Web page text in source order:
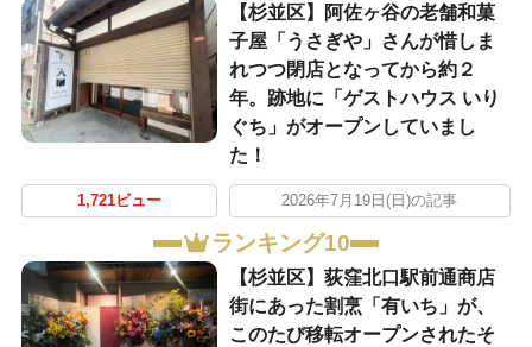
【杉並区】阿佐ヶ谷の老舗和菓
子屋「うさぎや」さんが惜しま
れつつ閉店となってから約２
年。跡地に「ゲストハウス いり
ぐち」がオープンしていまし
た！
1,721ビュー 2026年7月19日(日)の記事
ランキング10
【杉並区】荻窪北口駅前通商店
街にあった割烹「有いち」が、
このたび移転オープンされたそ